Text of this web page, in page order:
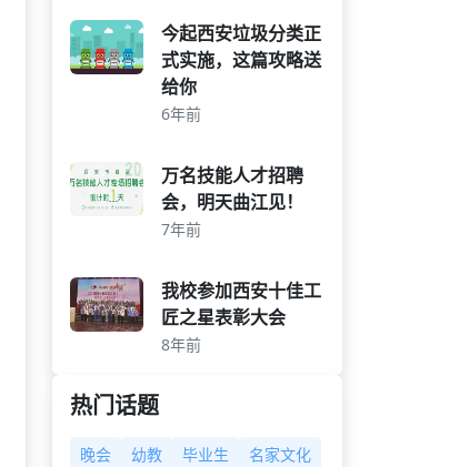
今起西安垃圾分类正
式实施，这篇攻略送
给你
6年前
万名技能人才招聘
会，明天曲江见！
7年前
我校参加西安十佳工
匠之星表彰大会
8年前
热门话题
晚会 幼教 毕业生
名家文化